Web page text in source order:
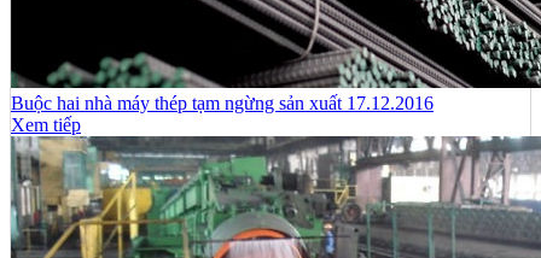
Buộc hai nhà máy thép tạm ngừng sản xuất 17.12.2016
Xem tiếp